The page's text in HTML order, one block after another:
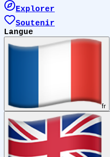
Explorer
Soutenir
Langue
fr